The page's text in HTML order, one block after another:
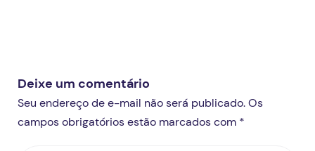
Deixe um comentário
Seu endereço de e-mail não será publicado. Os
campos obrigatórios estão marcados com *